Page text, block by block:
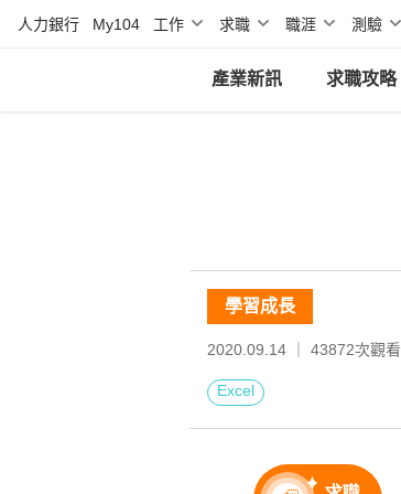
人力銀行 My104 工作 求職 職涯 測驗
產業新訊 求職攻略
學習成長
2020.09.14 ｜ 43872次觀看
Excel